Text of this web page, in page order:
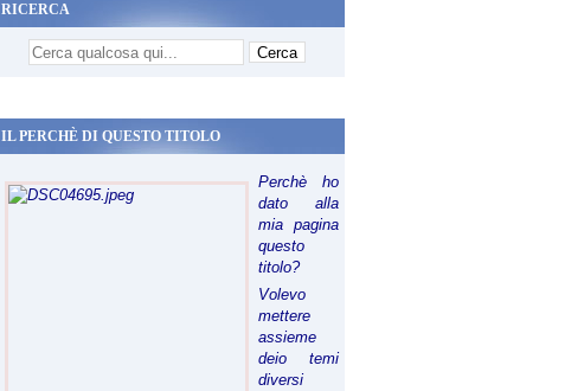
RICERCA
IL PERCHÈ DI QUESTO TITOLO
Perchè ho
dato alla
mia pagina
questo
titolo?
Volevo
mettere
assieme
deio temi
diversi